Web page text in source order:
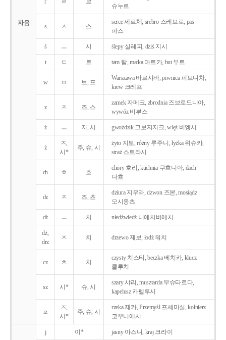
자음
r ㄹ 르
슈누르
s ㅅ 스
serce 세르체, srebro 스레브로, pas
파스
ś ㅡ 시 ślepy 실레피, dziś 지시
t ㅌ 트 tam 탐, matka 마트카, but 부트
w ㅂ 브, 프
Warszawa 바르샤바, piwnica 피브니차,
krew 크레프
z ㅈ 즈, 스
zamek 자메크, zbrodnia 즈브로드니아,
wywóz 비부스
ź ㅡ 지, 시 gwoździk 그보지지크, więź 비엥시
ż
ㅈ,
시*
주, 슈, 시
żyto 지토, różny 루주니, łyżka 위슈카,
straż 스트라시
ch ㅎ 흐
chory 호리, kuchnia 쿠흐니아, dach
다흐
dz ㅈ 즈, 츠
dziura 지우라, dzwon 즈본, mosiądz
모시옹츠
dź ㅡ 치 niedźwiedź 니에치비에치
dż,
drz
ㅈ 치 drzewo 제보, łodż 워치
cz ㅊ 치
czysty 치스티, beczka 베치카, klucz
클루치
sz 시* 슈, 시
szary 샤리, musztarda 무슈타르다,
kapelusz 카펠루시
rz
ㅈ,
시*
주, 슈, 시
rzeka 제카, Przemyśl 프셰미실, kołnierz
코우니에시
j 이* jasny 야스니, kraj 크라이